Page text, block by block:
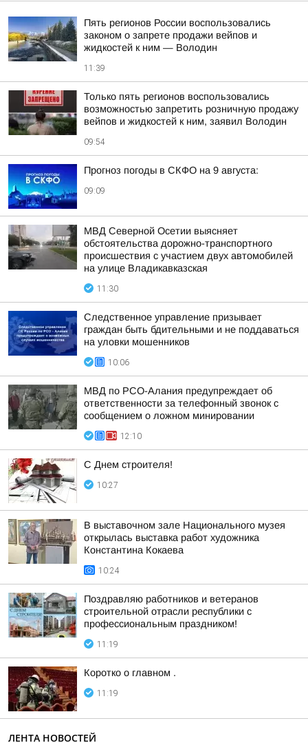
Пять регионов России воспользовались
законом о запрете продажи вейпов и
жидкостей к ним — Володин
11:39
Только пять регионов воспользовались
возможностью запретить розничную продажу
вейпов и жидкостей к ним, заявил Володин
09:54
Прогноз погоды в СКФО на 9 августа:
09:09
МВД Северной Осетии выясняет
обстоятельства дорожно-транспортного
происшествия с участием двух автомобилей
на улице Владикавказская
11:30
Следственное управление призывает
граждан быть бдительными и не поддаваться
на уловки мошенников
10:06
МВД по РСО-Алания предупреждает об
ответственности за телефонный звонок с
сообщением о ложном минировании
12:10
С Днем строителя!
10:27
В выставочном зале Национального музея
открылась выставка работ художника
Константина Кокаева
10:24
Поздравляю работников и ветеранов
строительной отрасли республики с
профессиональным праздником!
11:19
Коротко о главном .
11:19
ЛЕНТА НОВОСТЕЙ